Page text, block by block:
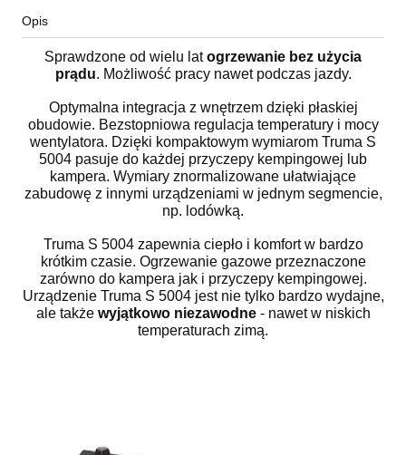
Opis
Sprawdzone od wielu latogrzewanie bez użycia
prądu. Możliwość pracy nawet podczas jazdy.
Optymalna integracja z wnętrzem dzięki płaskiej
obudowie. Bezstopniowa regulacja temperatury i mocy
wentylatora. Dzięki kompaktowym wymiarom Truma S
5004 pasuje do każdej przyczepy kempingowej lub
kampera. Wymiary znormalizowane ułatwiające
zabudowę z innymi urządzeniami w jednym segmencie,
np. lodówką.
Truma S 5004 zapewnia ciepło i komfort w bardzo
krótkim czasie. Ogrzewanie gazowe przeznaczone
zarówno do kampera jak i przyczepy kempingowej.
Urządzenie Truma S 5004 jest nie tylko bardzo wydajne,
ale także wyjątkowo niezawodne- nawet w niskich
temperaturach zimą.